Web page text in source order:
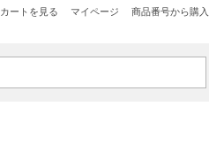
カートを見る マイページ 商品番号から購入